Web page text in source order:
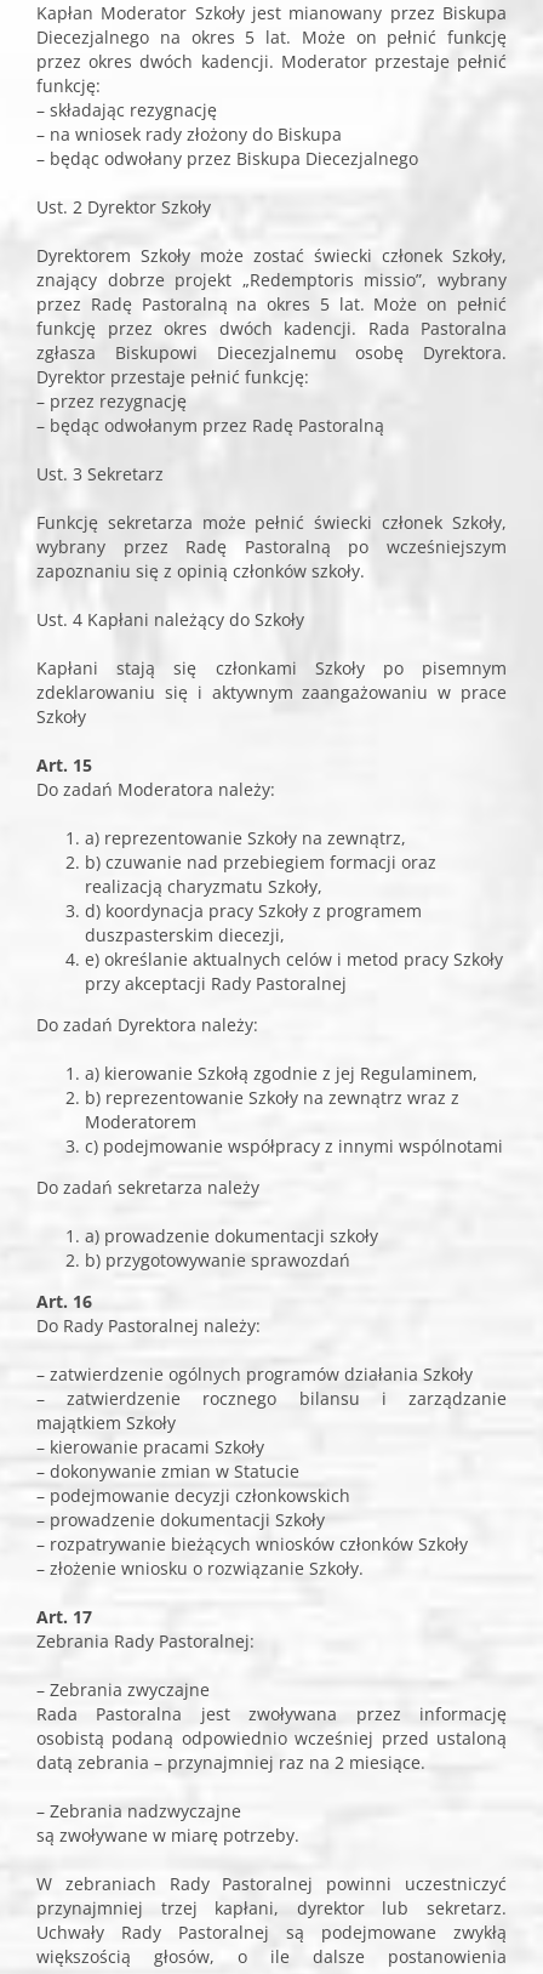
Kapłan Moderator Szkoły jest mianowany przez Biskupa
Diecezjalnego na okres 5 lat. Może on pełnić funkcję
przez okres dwóch kadencji. Moderator przestaje pełnić
funkcję:
– składając rezygnację
– na wniosek rady złożony do Biskupa
– będąc odwołany przez Biskupa Diecezjalnego
Ust. 2 Dyrektor Szkoły
Dyrektorem Szkoły może zostać świecki członek Szkoły,
znający dobrze projekt „Redemptoris missio”, wybrany
przez Radę Pastoralną na okres 5 lat. Może on pełnić
funkcję przez okres dwóch kadencji. Rada Pastoralna
zgłasza Biskupowi Diecezjalnemu osobę Dyrektora.
Dyrektor przestaje pełnić funkcję:
– przez rezygnację
– będąc odwołanym przez Radę Pastoralną
Ust. 3 Sekretarz
Funkcję sekretarza może pełnić świecki członek Szkoły,
wybrany przez Radę Pastoralną po wcześniejszym
zapoznaniu się z opinią członków szkoły.
Ust. 4 Kapłani należący do Szkoły
Kapłani stają się członkami Szkoły po pisemnym
zdeklarowaniu się i aktywnym zaangażowaniu w prace
Szkoły
Art. 15
Do zadań Moderatora należy:
a) reprezentowanie Szkoły na zewnątrz,
b) czuwanie nad przebiegiem formacji oraz
realizacją charyzmatu Szkoły,
d) koordynacja pracy Szkoły z programem
duszpasterskim diecezji,
e) określanie aktualnych celów i metod pracy Szkoły
przy akceptacji Rady Pastoralnej
Do zadań Dyrektora należy:
a) kierowanie Szkołą zgodnie z jej Regulaminem,
b) reprezentowanie Szkoły na zewnątrz wraz z
Moderatorem
c) podejmowanie współpracy z innymi wspólnotami
Do zadań sekretarza należy
a) prowadzenie dokumentacji szkoły
b) przygotowywanie sprawozdań
Art. 16
Do Rady Pastoralnej należy:
– zatwierdzenie ogólnych programów działania Szkoły
– zatwierdzenie rocznego bilansu i zarządzanie
majątkiem Szkoły
– kierowanie pracami Szkoły
– dokonywanie zmian w Statucie
– podejmowanie decyzji członkowskich
– prowadzenie dokumentacji Szkoły
– rozpatrywanie bieżących wniosków członków Szkoły
– złożenie wniosku o rozwiązanie Szkoły.
Art. 17
Zebrania Rady Pastoralnej:
– Zebrania zwyczajne
Rada Pastoralna jest zwoływana przez informację
osobistą podaną odpowiednio wcześniej przed ustaloną
datą zebrania – przynajmniej raz na 2 miesiące.
– Zebrania nadzwyczajne
są zwoływane w miarę potrzeby.
W zebraniach Rady Pastoralnej powinni uczestniczyć
przynajmniej trzej kapłani, dyrektor lub sekretarz.
Uchwały Rady Pastoralnej są podejmowane zwykłą
większością głosów, o ile dalsze postanowienia